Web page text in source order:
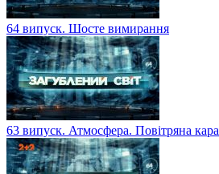
64 випуск. Шосте вимирання
63 випуск. Атмосфера. Повітряна кара